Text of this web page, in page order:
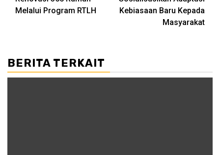
Melalui Program RTLH
Kebiasaan Baru Kepada
Masyarakat
BERITA TERKAIT